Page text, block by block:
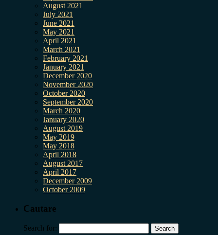
August 2021
July 2021
June 2021
May 2021
April 2021
March 2021
February 2021
January 2021
December 2020
November 2020
October 2020
September 2020
March 2020
January 2020
August 2019
May 2019
May 2018
April 2018
August 2017
April 2017
December 2009
October 2009
Cautare
Search for: